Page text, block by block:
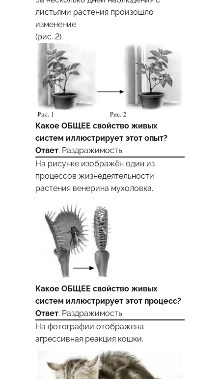
листьями растения произошло
изменение
(рис. 2).
Какое ОБЩЕЕ свойство живых
систем иллюстрирует этот опыт?
Ответ: Раздражимость
На рисунке изображён один из
процессов жизнедеятельности
растения венерина мухоловка.
Какое ОБЩЕЕ свойство живых
систем иллюстрирует этот процесс?
Ответ: Раздражимость
На фотографии отображена
агрессивная реакция кошки.